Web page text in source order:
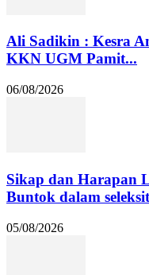
Ali Sadikin : Kesra
KKN UGM Pamit...
06/08/2026
Sikap dan Harapan
Buntok dalam
05/08/2026